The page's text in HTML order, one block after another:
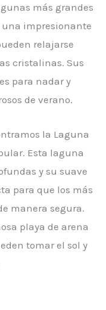
más grandes
impresionante
relajarse
cristalinas. Sus
para nadar y
de verano.
la Laguna
Esta laguna
y su suave
para que los más
manera segura.
playa de arena
tomar el sol y